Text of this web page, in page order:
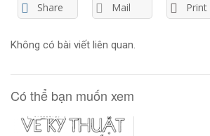
Share Mail Print
Không có bài viết liên quan.
Có thể bạn muốn xem